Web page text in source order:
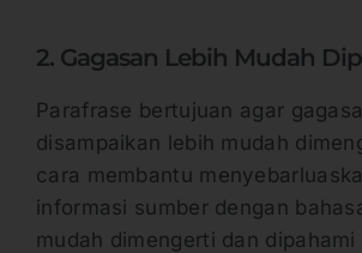
2. Gagasan Lebih Mudah
Parafrase bertujuan agar
disampaikan lebih mudah
cara membantu
informasi sumber dengan
mudah dimengerti dan dipahami